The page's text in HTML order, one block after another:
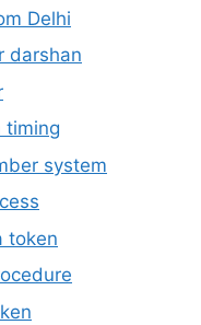
Delhi
darshan
timing
system
token